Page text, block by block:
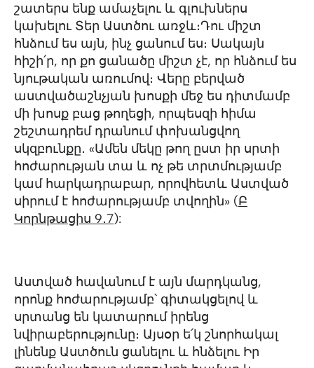
շատերս ենք ամաչելու և գլուխներս
կախելու Տեր Աստծու առջև։Դու միշտ
հնձում ես այն, ինչ ցանում ես։ Սակայն
հիշի՛ր, որ քո ցանածը միշտ չէ, որ հնձում ես
նյութական առումով։ Վերը բերված
աստվածաշնչյան խոսքի մեջ ես դիտմամբ
մի խոսք բաց թողեցի, որպեսզի հիմա
շեշտադրեմ դրանում փոխանցվող
սկզբունքը․ «Ամեն մեկը թող ըստ իր սրտի
հոժարության տա և ոչ թե տրտմությամբ
կամ հարկադրաբար, որովհետև Աստված
սիրում է հոժարությամբ տվողին» (Բ
Կորնթացիս 9․7):
Աստված հավանում է այն մարդկանց,
որոնք հոժարությամբ՝ գիտակցելով և
սրտանց են կատարում իրենց
նվիրաբերությունը։ Այսօր ե՛կ շնորհակալ
լինենք Աստծուն ցանելու և հնձելու Իր